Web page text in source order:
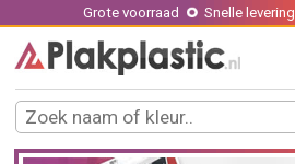
Grote voorraad Snelle levering